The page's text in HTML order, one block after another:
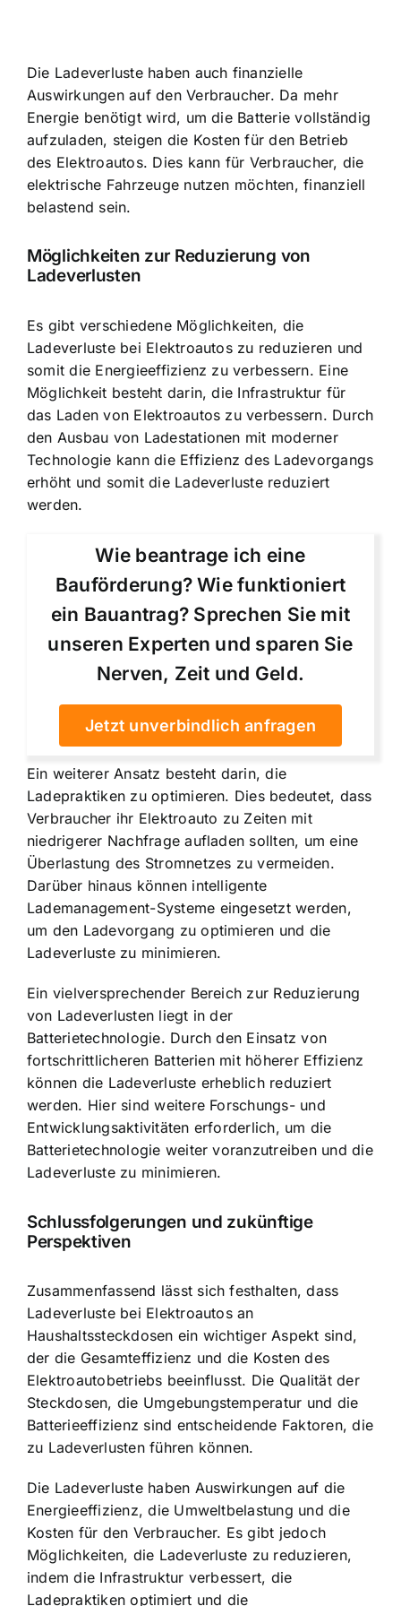
Die Ladeverluste haben auch finanzielle
Auswirkungen auf den Verbraucher. Da mehr
Energie benötigt wird, um die Batterie vollständig
aufzuladen, steigen die Kosten für den Betrieb
des Elektroautos. Dies kann für Verbraucher, die
elektrische Fahrzeuge nutzen möchten, finanziell
belastend sein.
Möglichkeiten zur Reduzierung von
Ladeverlusten
Es gibt verschiedene Möglichkeiten, die
Ladeverluste bei Elektroautos zu reduzieren und
somit die Energieeffizienz zu verbessern. Eine
Möglichkeit besteht darin, die Infrastruktur für
das Laden von Elektroautos zu verbessern. Durch
den Ausbau von Ladestationen mit moderner
Technologie kann die Effizienz des Ladevorgangs
erhöht und somit die Ladeverluste reduziert
werden.
Wie beantrage ich eine
Bauförderung? Wie funktioniert
ein Bauantrag? Sprechen Sie mit
unseren Experten und sparen Sie
Nerven, Zeit und Geld.
Jetzt unverbindlich anfragen
Ein weiterer Ansatz besteht darin, die
Ladepraktiken zu optimieren. Dies bedeutet, dass
Verbraucher ihr Elektroauto zu Zeiten mit
niedrigerer Nachfrage aufladen sollten, um eine
Überlastung des Stromnetzes zu vermeiden.
Darüber hinaus können intelligente
Lademanagement-Systeme eingesetzt werden,
um den Ladevorgang zu optimieren und die
Ladeverluste zu minimieren.
Ein vielversprechender Bereich zur Reduzierung
von Ladeverlusten liegt in der
Batterietechnologie. Durch den Einsatz von
fortschrittlicheren Batterien mit höherer Effizienz
können die Ladeverluste erheblich reduziert
werden. Hier sind weitere Forschungs- und
Entwicklungsaktivitäten erforderlich, um die
Batterietechnologie weiter voranzutreiben und die
Ladeverluste zu minimieren.
Schlussfolgerungen und zukünftige
Perspektiven
Zusammenfassend lässt sich festhalten, dass
Ladeverluste bei Elektroautos an
Haushaltssteckdosen ein wichtiger Aspekt sind,
der die Gesamteffizienz und die Kosten des
Elektroautobetriebs beeinflusst. Die Qualität der
Steckdosen, die Umgebungstemperatur und die
Batterieeffizienz sind entscheidende Faktoren, die
zu Ladeverlusten führen können.
Die Ladeverluste haben Auswirkungen auf die
Energieeffizienz, die Umweltbelastung und die
Kosten für den Verbraucher. Es gibt jedoch
Möglichkeiten, die Ladeverluste zu reduzieren,
indem die Infrastruktur verbessert, die
Ladepraktiken optimiert und die